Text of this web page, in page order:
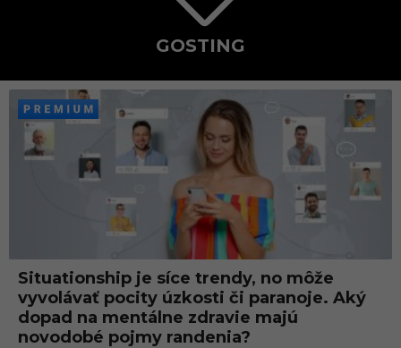
GOSTING
g
o
gSituationship je síce trendy, no môže
vyvolávať pocity úzkosti či paranoje. Aký
dopad na mentálne zdravie majú
novodobé pojmy randenia?